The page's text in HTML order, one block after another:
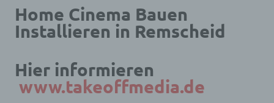
Home Cinema Bauen
Installieren in Remscheid
Hier informieren
www.takeoffmedia.de
Begrifflichkeiten erläutern.
Wir verwenden in dieser Datenschutzerklärung
unter anderem die folgenden Begriffe:
a) personenbezogene Daten